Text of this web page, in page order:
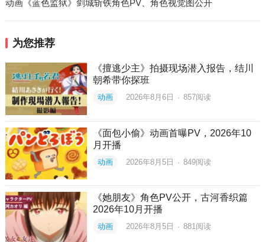
动画《蓝色监狱》剑城斩铁角色PV、角色视觉图公开
为您推荐
《擅逃少主》拍摄现场潜入报告，结川
朝希带你探班
动画 2026年8月6日 · 857阅读
《面包小偷》动画首曝PV，2026年10
月开播
动画 2026年8月5日 · 849阅读
《她朋友》角色PV公开，古河香织篇
2026年10月开播
动画 2026年8月5日 · 881阅读